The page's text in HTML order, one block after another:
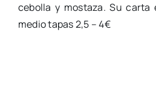
cebolla y mostaza. Su carta
medio tapas 2,5 – 4€